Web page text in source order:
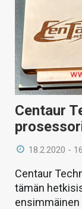
Centaur
18.2.2020 -
Centaur
tämän